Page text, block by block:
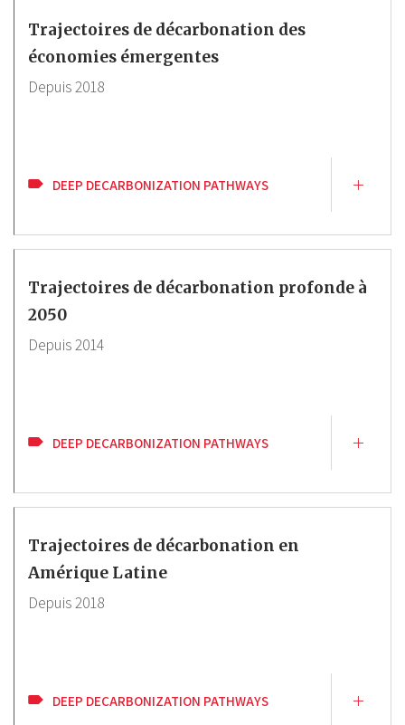
Trajectoires de décarbonation des
économies émergentes
Depuis2018
DEEP DECARBONIZATION PATHWAYS
Trajectoires de décarbonation profonde à
2050
Depuis2014
DEEP DECARBONIZATION PATHWAYS
Trajectoires de décarbonation en
Amérique Latine
Depuis2018
DEEP DECARBONIZATION PATHWAYS